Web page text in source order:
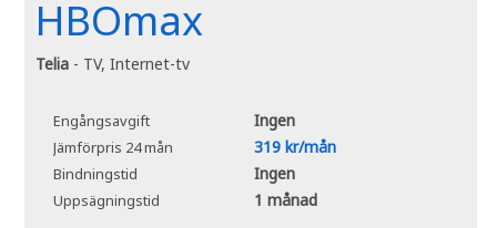
HBOmax
Telia - TV, Internet-tv
Engångsavgift Ingen
Jämförpris 24 mån 319 kr/mån
Bindningstid Ingen
Uppsägningstid 1 månad